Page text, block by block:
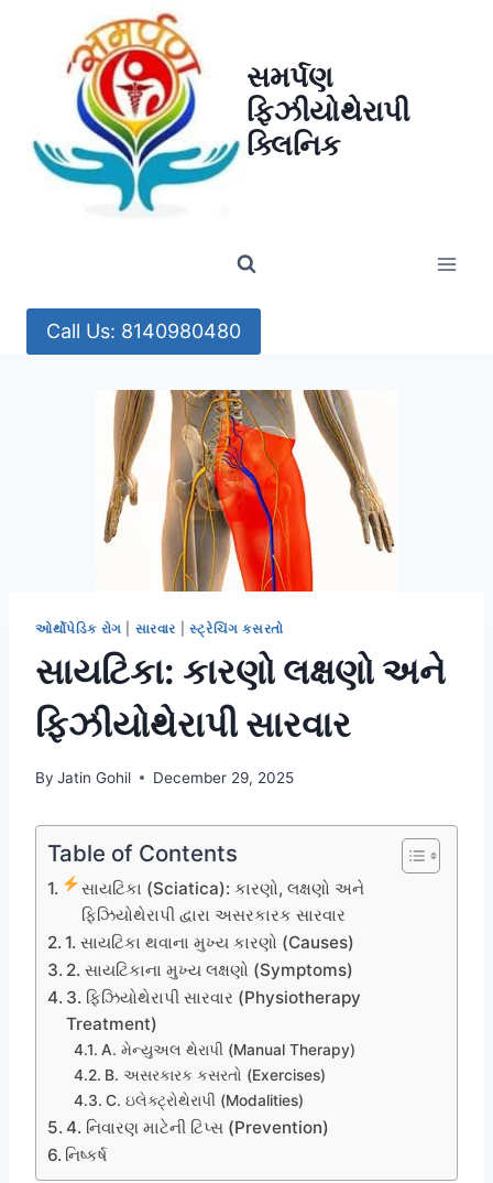
સમર્પણ
ફિઝીયોથેરાપી
ક્લિનિક
Call Us: 8140980480
ઓર્થોપેડિક રોગ સારવાર સ્ટ્રેચિંગ કસરતો
સાયટિકા: કારણો લક્ષણો અને
ફિઝીયોથેરાપી સારવાર
By Jatin Gohil December 29, 2025
Table of Contents
સાયટિકા (Sciatica): કારણો, લક્ષણો અને
ફિઝિયોથેરાપી દ્વારા અસરકારક સારવાર
1. સાયટિકા થવાના મુખ્ય કારણો (Causes)
2. સાયટિકાના મુખ્ય લક્ષણો (Symptoms)
3. ફિઝિયોથેરાપી સારવાર (Physiotherapy
Treatment)
A. મેન્યુઅલ થેરાપી (Manual Therapy)
B. અસરકારક કસરતો (Exercises)
C. ઇલેક્ટ્રોથેરાપી (Modalities)
4. નિવારણ માટેની ટિપ્સ (Prevention)
નિષ્કર્ષ